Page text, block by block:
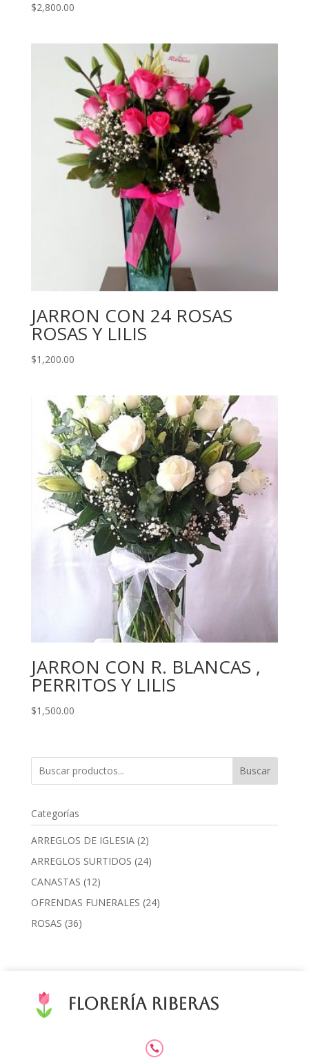
$2,800.00
JARRON CON 24 ROSAS
ROSAS Y LILIS
$1,200.00
JARRON CON R. BLANCAS ,
PERRITOS Y LILIS
$1,500.00
Buscar
Categorías
ARREGLOS DE IGLESIA 22
products
ARREGLOS SURTIDOS 2424
CANASTAS 1212
products
OFRENDAS FUNERALES 2424
ROSAS 3636
Florería Riberas
